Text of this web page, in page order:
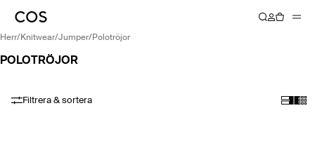
herr/ knitwear/ jumper/ polotröjor
POLOTRÖJOR
Filtrera & sortera